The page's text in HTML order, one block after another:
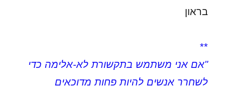
בראון
**
"אם אני משתמש בתקשורת לא-אלימה כדי
לשחרר אנשים להיות פחות מדוכאים